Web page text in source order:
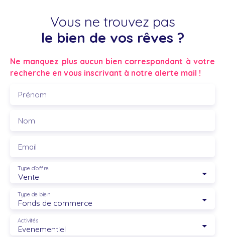
Vous ne trouvez pas
le bien de vos rêves ?
Ne manquez plus aucun bien correspondant à votre
recherche en vous inscrivant à notre alerte mail !
Prénom
Nom
Email
Vente
Type d'offre
Fonds de commerce
Type de bien
Evenementiel
Activités